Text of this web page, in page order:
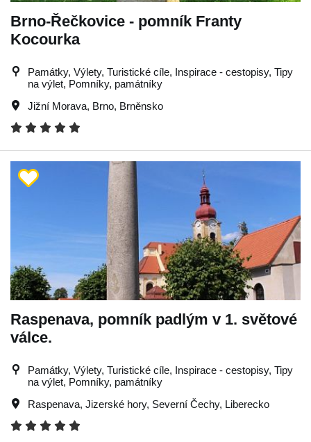
Brno-Řečkovice - pomník Franty
Kocourka
Památky, Výlety, Turistické cíle, Inspirace - cestopisy, Tipy
na výlet, Pomníky, památníky
Jižní Morava, Brno, Brněnsko
Raspenava, pomník padlým v 1. světové
válce.
Památky, Výlety, Turistické cíle, Inspirace - cestopisy, Tipy
na výlet, Pomníky, památníky
Raspenava, Jizerské hory, Severní Čechy, Liberecko